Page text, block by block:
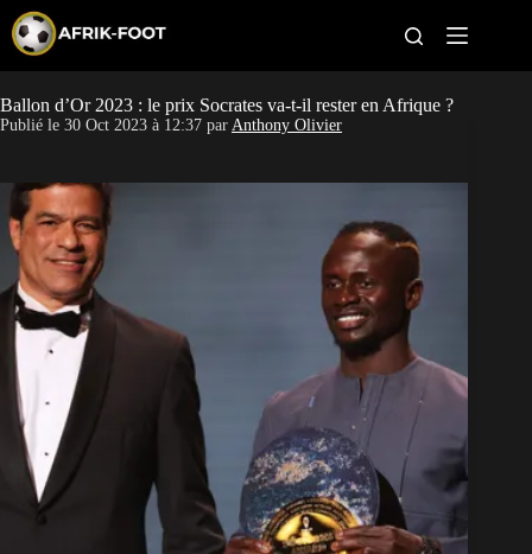
p
t
o
c
CAN féminine
Classement
Paris sportifs
Ballon d’Or 2023 : le prix Socrates va-t-il rester en Afrique ?
Publié le 30 Oct 2023 à 12:37 par Anthony Olivier